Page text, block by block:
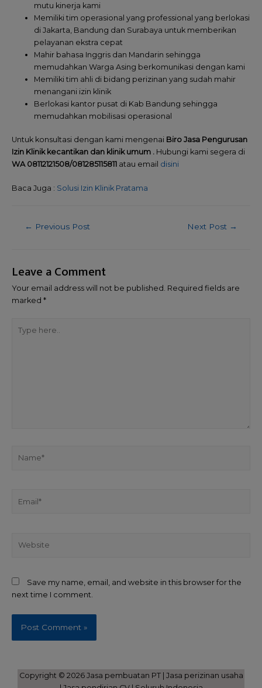
mutu kinerja kami
Memiliki tim operasional yang professional yang berlokasi
di Jakarta, Bandung dan Surabaya untuk memberikan
pelayanan ekstra cepat
Mahir bahasa Inggris dan Mandarin sehingga
memudahkan Warga Asing berkomunikasi dengan kami
Memiliki tim ahli di bidang perizinan yang sudah mahir
menangani izin klinik
Berlokasi kantor pusat di Kab Bandung sehingga
memudahkan mobilisasi operasional
Untuk konsultasi dengan kami mengenai Biro Jasa Pengurusan
Izin Klinik kecantikan dan klinik umum . Hubungi kami segera di
WA 08112121508/081285115811 atau email disini
Baca Juga : Solusi Izin Klinik Pratama
← Previous Post Next Post →
Leave a Comment
Your email address will not be published. Required fields are
marked *
Save my name, email, and website in this browser for the
next time I comment.
Copyright © 2026 Jasa pembuatan PT | Jasa perizinan usaha